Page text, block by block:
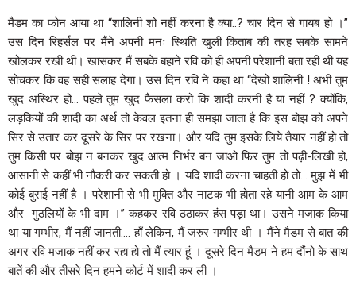
मैडम का फोन आया था ‘‘शालिनी शो नहीं करना है क्या..? चार दिन से गायब हो ।’’
उस दिन रिहर्सल पर मैंने अपनी मनः स्थिति खुली किताब की तरह सबके सामने
खोलकर रखी थी। खासकर मैं सबके बहाने रवि को ही अपनी परेशानी बता रही थी यह
सोचकर कि वह सही सलाह देगा। उस दिन रवि ने कहा था ‘‘देखो शालिनी ! अभी तुम
खुद अस्थिर हो… पहले तुम खुद फैसला करो कि शादी करनी है या नहीं ? क्योंकि,
लड़कियों की शादी का अर्थ तो केवल इतना ही समझा जाता है कि इस बोझ को अपने
सिर से उतार कर दूसरे के सिर पर रखना। और यदि तुम इसके लिये तैयार नहीं हो तो
तुम किसी पर बोझ न बनकर खुद आत्म निर्भर बन जाओ फिर तुम तो पढ़ी-लिखी हो,
आसानी से कहीं भी नौकरी कर सकती हो । यदि शादी करना चाहती हो तो… मुझ में भी
कोई बुराई नहीं है । परेशानी से भी मुक्ति और नाटक भी होता रहे यानी आम के आम
और गुठलियों के भी दाम ।’’ कहकर रवि ठठाकर हंस पड़ा था। उसने मजाक किया
था या गम्भीर, मैं नहीं जानती…. हाँ लेकिन, मैं जरुर गम्भीर थी । मैंने मैडम से बात की
अगर रवि मजाक नहीं कर रहा हो तो मैं त्यार हूं । दूसरे दिन मैडम ने हम दौंनो के साथ
बातें की और तीसरे दिन हमने कोर्ट में शादी कर ली ।